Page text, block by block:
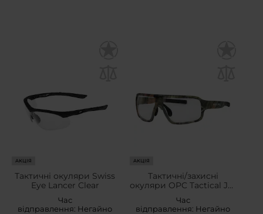
АКЦІЯ
Тактичні окуляри Swiss
Eye Lancer Clear
Час
відправлення: Негайно
АКЦІЯ
Тактичні/захисні
окуляри OPC Tactical Jet
Час
відправлення: Негайно